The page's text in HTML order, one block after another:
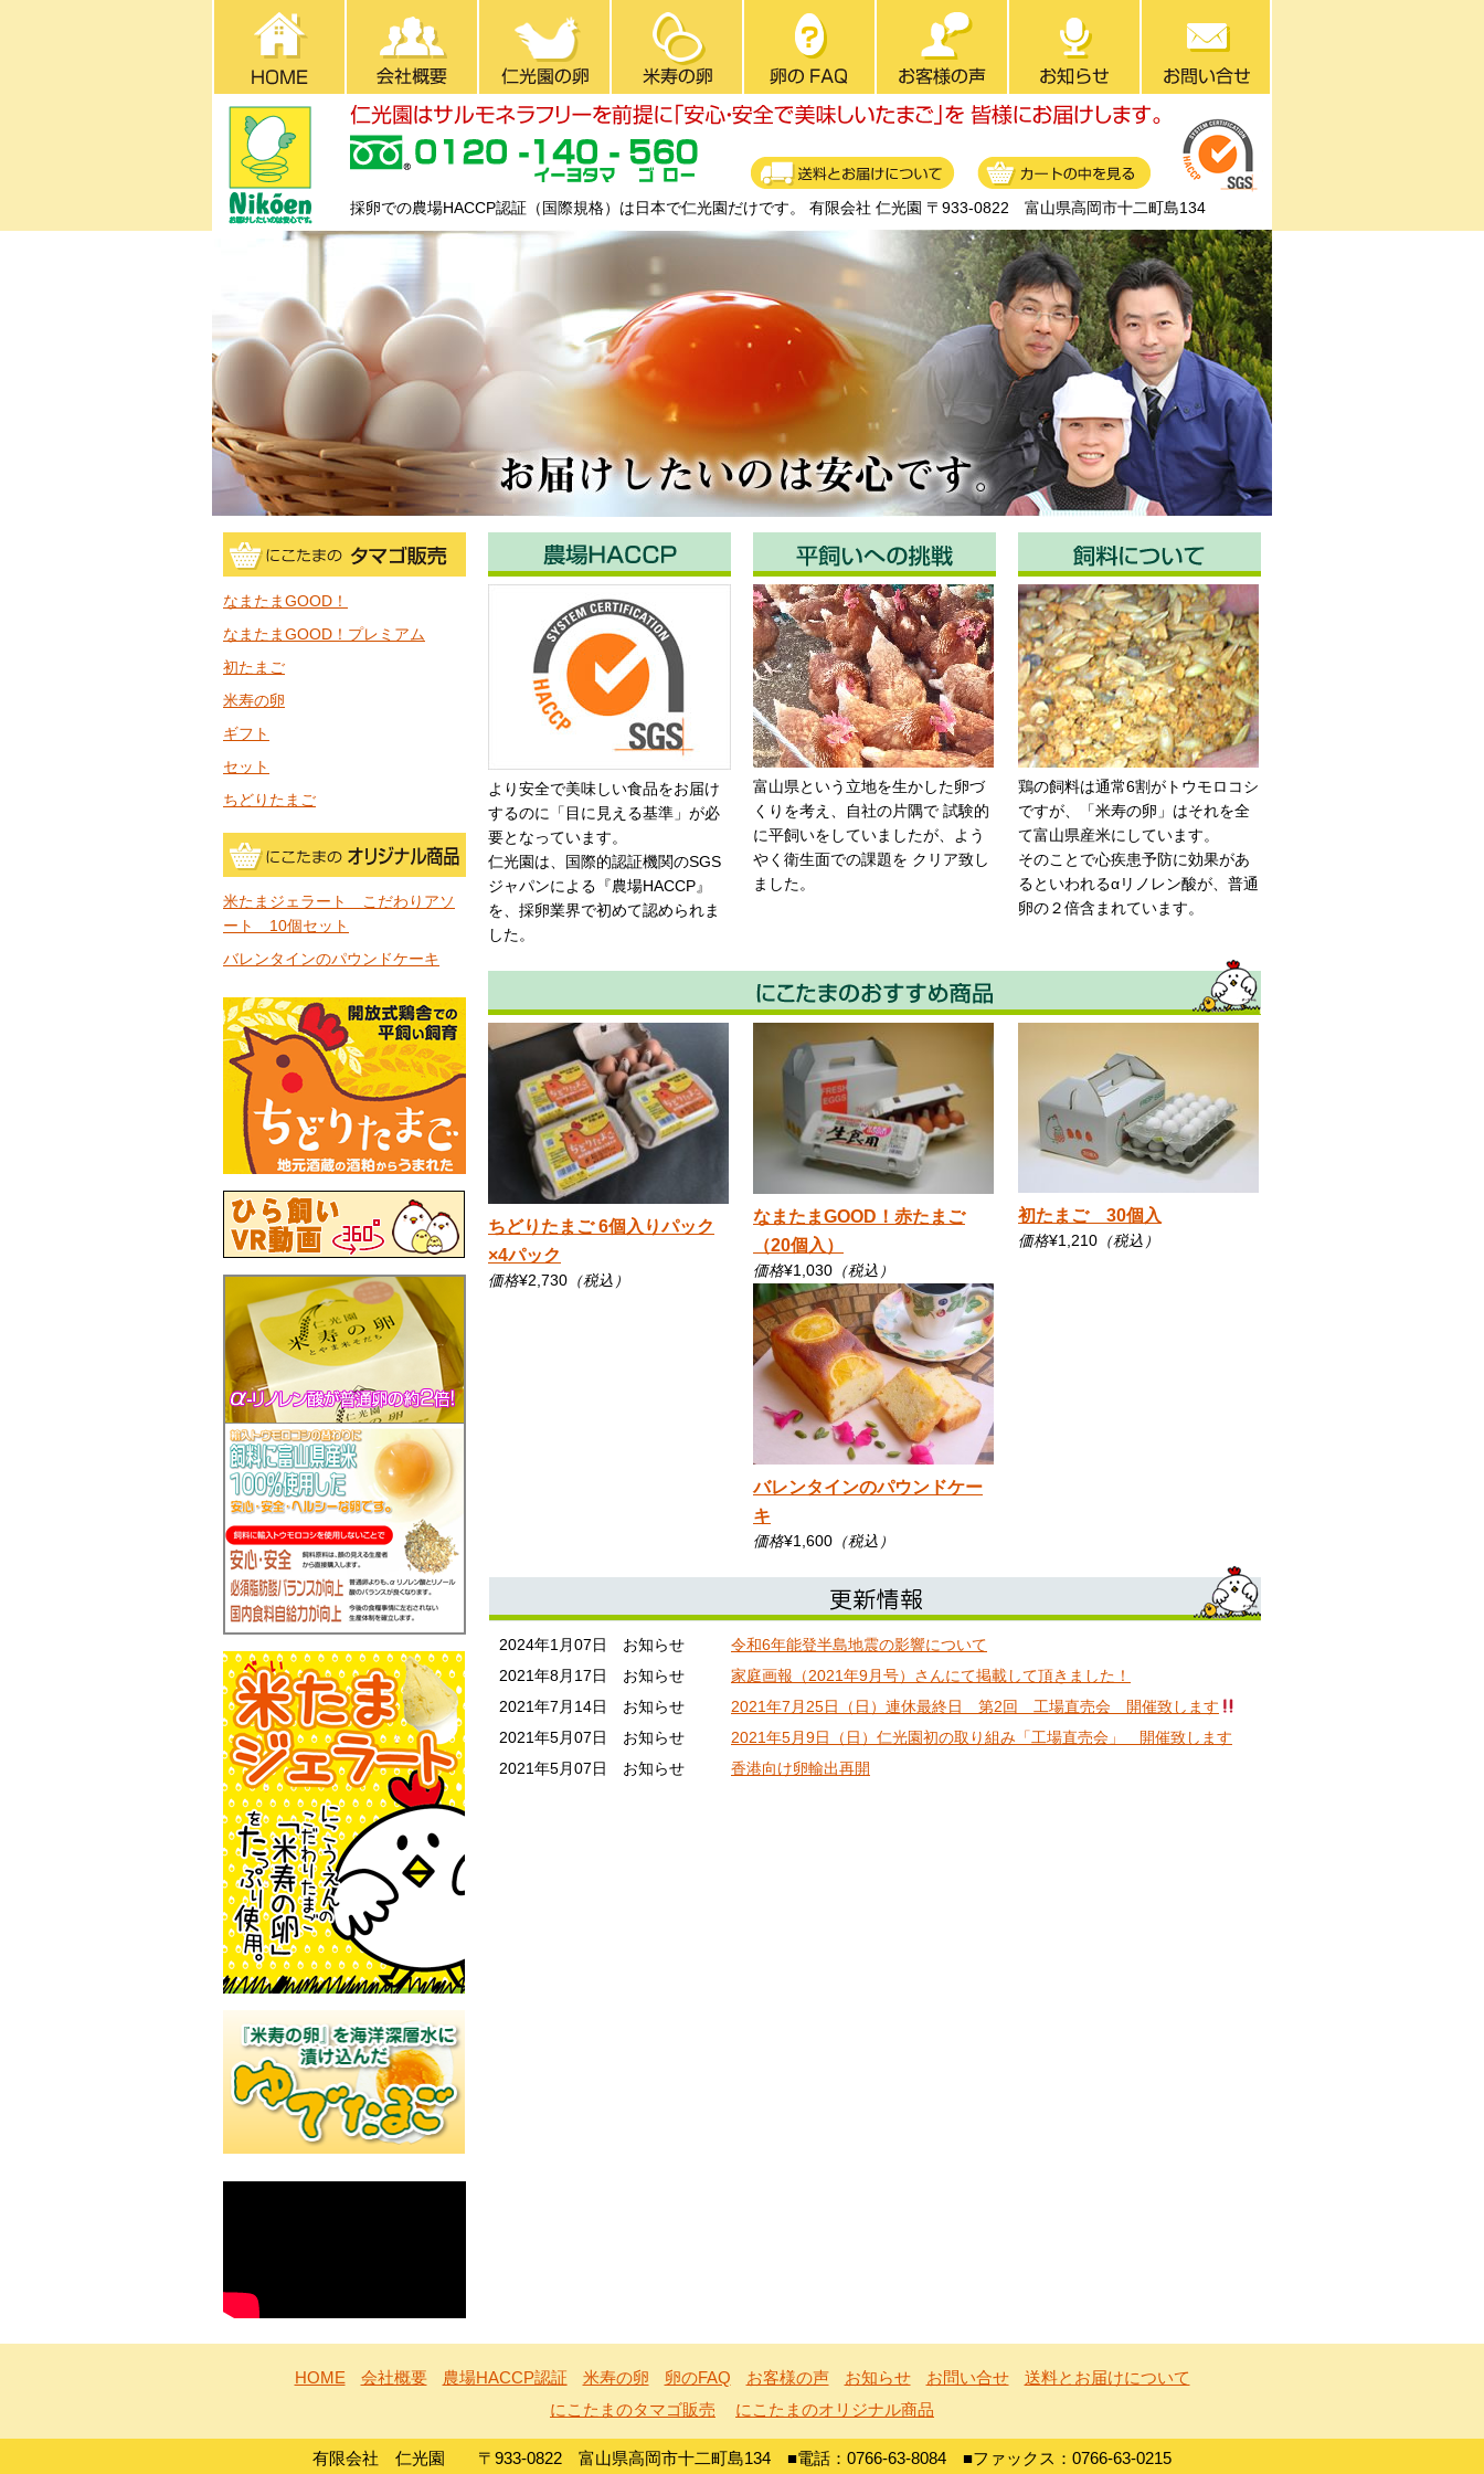
採卵での農場HACCP認証（国際規格）は日本で仁光園だけです。 有限会社 仁光園 〒933-0822 富山県高岡市十二町島134
より安全で美味しい食品をお届け
するのに「目に見える基準」が必
要となっています。
仁光園は、国際的認証機関のSGS
ジャパンによる『農場HACCP』
を、採卵業界で初めて認められま
した。
富山県という立地を生かした卵づ
くりを考え、自社の片隅で 試験的
に平飼いをしていましたが、よう
やく衛生面での課題を クリア致し
ました。
鶏の飼料は通常6割がトウモロコシ
ですが、「米寿の卵」はそれを全
て富山県産米にしています。
そのことで心疾患予防に効果があ
るといわれるαリノレン酸が、普通
卵の２倍含まれています。
ちどりたまご 6個入りパック
×4パック
価格¥2,730 （税込）
なまたまGOOD！赤たまご
（20個入）
価格¥1,030 （税込）
初たまご 30個入
価格¥1,210 （税込）
バレンタインのパウンドケー
キ
価格¥1,600 （税込）
2024年1月07日 お知らせ
令和6年能登半島地震の影響について
2021年8月17日 お知らせ
家庭画報（2021年9月号）さんにて掲載して頂きました！
2021年7月14日 お知らせ
2021年7月25日（日）連休最終日 第2回 工場直売会 開催致します
2021年5月07日 お知らせ
2021年5月9日（日）仁光園初の取り組み「工場直売会」 開催致します
2021年5月07日 お知らせ
香港向け卵輸出再開
なまたまGOOD！
なまたまGOOD！プレミアム
初たまご
米寿の卵
ギフト
セット
ちどりたまご
米たまジェラート こだわりアソ
ート 10個セット
バレンタインのパウンドケーキ
HOME 会社概要 農場HACCP認証 米寿の卵 卵のFAQ お客様の声 お知らせ お問い合せ
送料とお届けについて
にこたまのタマゴ販売
にこたまのオリジナル商品
有限会社 仁光園 〒933-0822 富山県高岡市十二町島134 ■電話：0766-63-8084 ■ファックス：0766-63-0215